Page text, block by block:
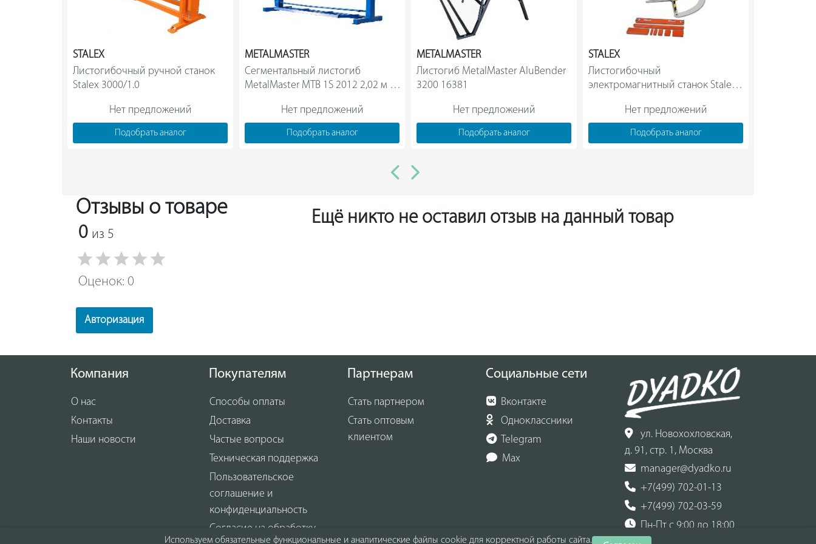
Медь - 1,1 мм;
Алюминий - 0,8 мм;
Нержавеющая сталь - 0,48 мм.
Максимальный угол гиба - 180 градусов;
Высота подъема балки - 50 мм.
STALEX
Листогибочный ручной станок
Нет предложений
Подобрать аналог
METALMASTER
Сегментальный листогиб
MetalMaster MTB 1S 2012 2,02 м
Нет предложений
Подобрать аналог
METALMASTER
Листогиб MetalMaster AluBender
Нет предложений
Подобрать аналог
STALEX
Листогибочный
электромагнитный станок Stalex
Нет предложений
Подобрать аналог
Отзывы о товаре
0 из 5
Оценок: 0
Авторизация
Ещё никто не оставил отзыв на данный товар
Используем обязательные функциональные и аналитические файлы cookie для корректной работы сайта.
Компания
О нас
Контакты
Наши новости
Покупателям
Способы оплаты
Доставка
Частые вопросы
Техническая поддержка
Пользовательское
соглашение и
конфиденциальность
Согласие на обработку
Партнерам
Стать партнером
Стать оптовым
клиентом
Социальные сети
Вконтакте
Одноклассники
Telegram
Max
ул. Новохохловская,
д. 91, стр. 1, Москва
manager@dyadko.ru
+7(499) 702-01-13
+7(499) 702-03-59
Пн-Пт с 9:00 до 18:00